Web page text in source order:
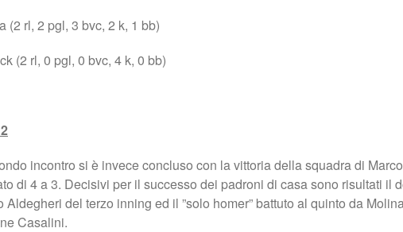
(2 rl, 2 pgl, 3 bvc, 2 k, 1 bb)
(2 rl, 0 pgl, 0 bvc, 4 k, 0 bb)
incontro si è invece concluso con la vittoria della squadra di
di 4 a 3. Decisivi per il successo dei padroni di casa sono risultati il
Aldegheri del terzo inning ed il ”solo homer” battuto al quinto da
Casalini.